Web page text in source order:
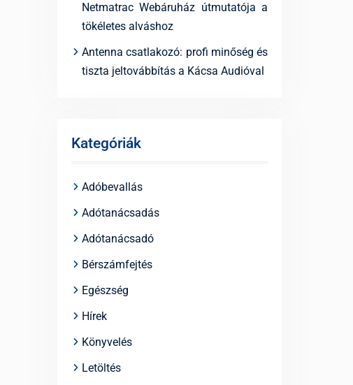
Netmatrac Webáruház útmutatója a
tökéletes alváshoz
Antenna csatlakozó: profi minőség és
tiszta jeltovábbítás a Kácsa Audióval
Kategóriák
Adóbevallás
Adótanácsadás
Adótanácsadó
Bérszámfejtés
Egészség
Hírek
Könyvelés
Letöltés